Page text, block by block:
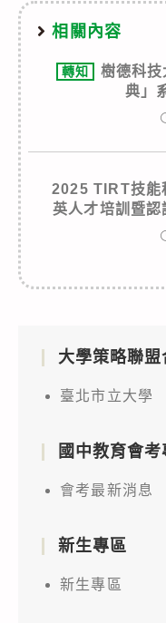
相關內容
轉知
樹德科
典」
2025 TIRT技能
英人才培訓暨
大學策略聯盟
臺北市立大學
國中教育會考
會考最新消息
新生專區
新生專區